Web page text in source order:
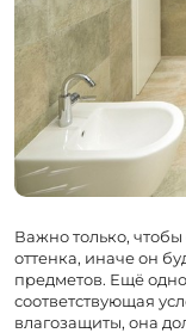
Важно только, чтобы
оттенка, иначе он
предметов. Ещё
соответствующая
влагозащиты, она